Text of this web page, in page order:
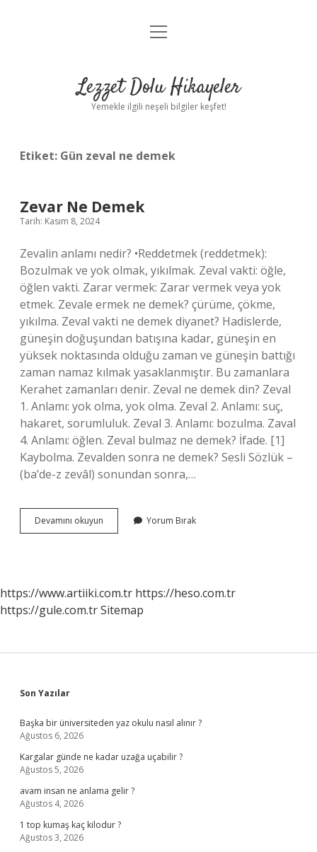
Anasayfa
Yasal Uyarı
menüyü
Lezzet Dolu Hikayeler
Yemekle ilgili neşeli bilgiler keşfet!
Etiket: Gün zeval ne demek
Zevar Ne Demek
Tarih: Kasım 8, 2024
Zevalin anlamı nedir? •Reddetmek (reddetmek):
Bozulmak ve yok olmak, yıkılmak. Zeval vakti: öğle,
öğlen vakti. Zarar vermek: Zarar vermek veya yok
etmek. Zevale ermek ne demek? çürüme, çökme,
yıkılma. Zeval vakti ne demek diyanet? Hadislerde,
güneşin doğuşundan batışına kadar, güneşin en
yüksek noktasında olduğu zaman ve güneşin battığı
zaman namaz kılmak yasaklanmıştır. Bu zamanlara
Kerahet zamanları denir. Zeval ne demek din? Zeval
1. Anlamı: yok olma, yok olma. Zeval 2. Anlamı: suç,
hakaret, sorumluluk. Zeval 3. Anlamı: bozulma. Zaval
4. Anlamı: öğlen. Zeval bulmaz ne demek? İfade. [1]
Kaybolma. Zevalden sonra ne demek? Sesli Sözlük –
(ba’de-z zevâl) sonundan sonra,…
Devamını okuyun
Ne
Yorum Bırak
https://www.artiiki.com.tr https://heso.com.tr
https://gule.com.trSitemap
Sidebar
Son Yazılar
Başka bir üniversiteden yaz okulu nasıl alınır ?
Ağustos 6, 2026
Kargalar günde ne kadar uzağa uçabilir ?
Ağustos 5, 2026
avam insan ne anlama gelir ?
Ağustos 4, 2026
1 top kumaş kaç kilodur ?
Ağustos 3, 2026